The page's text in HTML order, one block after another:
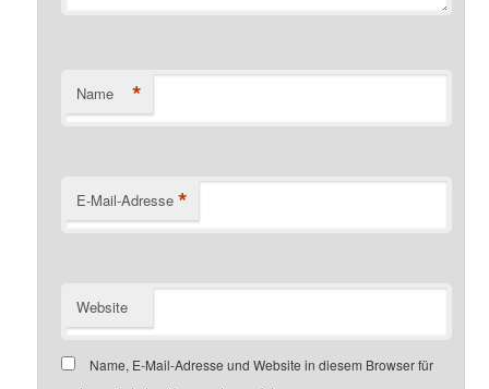
Name *
E-Mail-Adresse *
Website
Name, E-Mail-Adresse und Website in diesem Browser für